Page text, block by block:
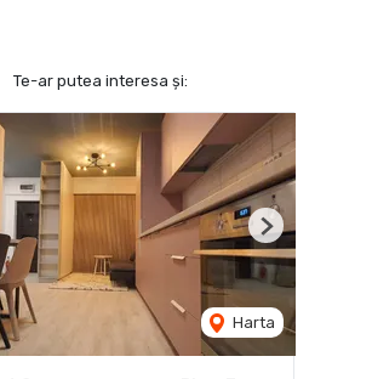
Te-ar putea interesa și:
Harta
Next